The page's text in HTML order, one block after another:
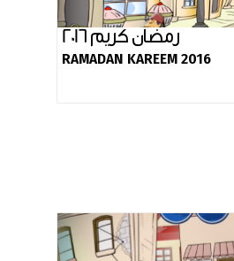
رمضان كريم 2016
RAMADAN KAREEM 2016